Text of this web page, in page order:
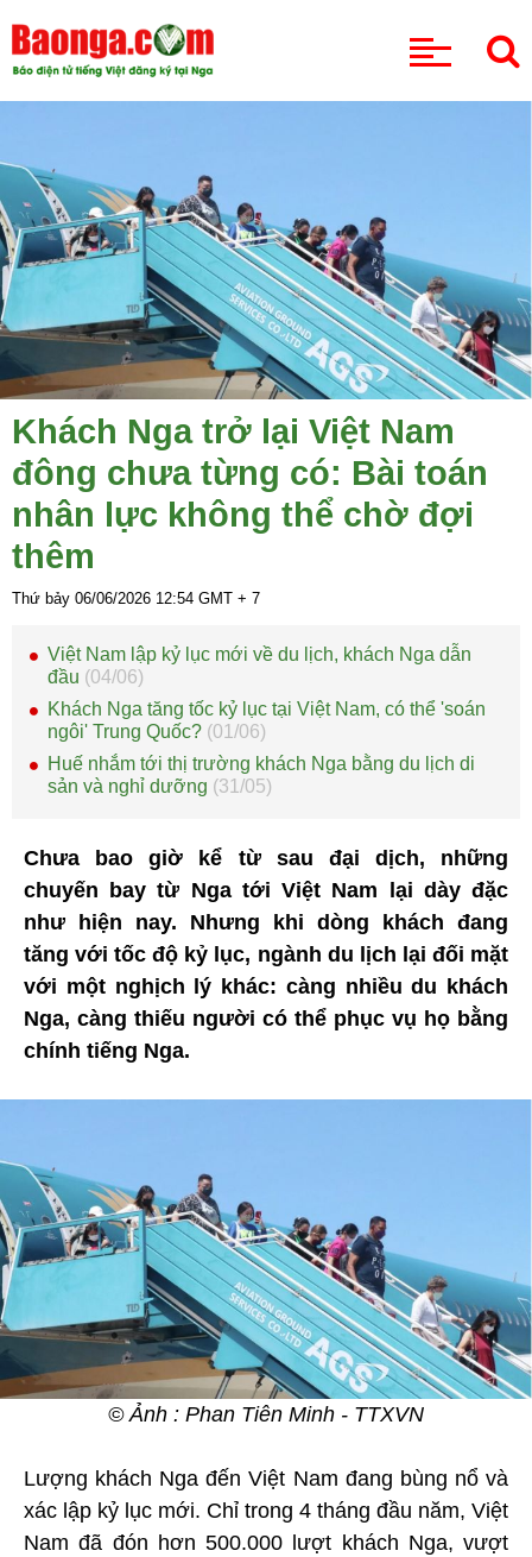
Khách Nga trở lại Việt Nam
đông chưa từng có: Bài toán
nhân lực không thể chờ đợi
thêm
Thứ bảy 06/06/2026 12:54 GMT + 7
Việt Nam lập kỷ lục mới về du lịch, khách Nga dẫn
đầu (04/06)
Khách Nga tăng tốc kỷ lục tại Việt Nam, có thể 'soán
ngôi' Trung Quốc? (01/06)
Huế nhắm tới thị trường khách Nga bằng du lịch di
sản và nghỉ dưỡng (31/05)
Chưa bao giờ kể từ sau đại dịch, những
chuyến bay từ Nga tới Việt Nam lại dày đặc
như hiện nay. Nhưng khi dòng khách đang
tăng với tốc độ kỷ lục, ngành du lịch lại đối mặt
với một nghịch lý khác: càng nhiều du khách
Nga, càng thiếu người có thể phục vụ họ bằng
chính tiếng Nga.
© Ảnh : Phan Tiên Minh - TTXVN
Lượng khách Nga đến Việt Nam đang bùng nổ và
xác lập kỷ lục mới. Chỉ trong 4 tháng đầu năm, Việt
Nam đã đón hơn 500.000 lượt khách Nga, vượt